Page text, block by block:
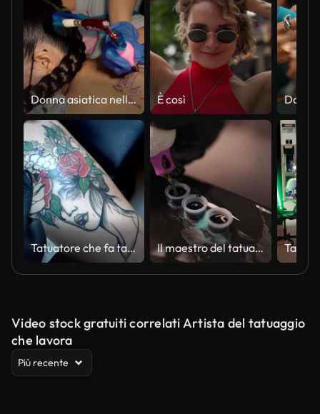
Donna asiatica nello studio di tatuaggi che ottiene il primo tatuaggio È così
Tatuatore che fa tatuaggio sulla gamba del cliente Il maestro del tatuaggio prende un inchiostro sulla matita del tatuaggio, vista ravvicinata
Video stock gratuiti correlati Artista del tatuaggio
che lavora
Più recente